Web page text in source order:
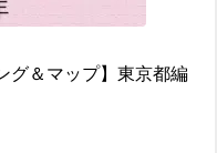
グ＆マップ】東京都編